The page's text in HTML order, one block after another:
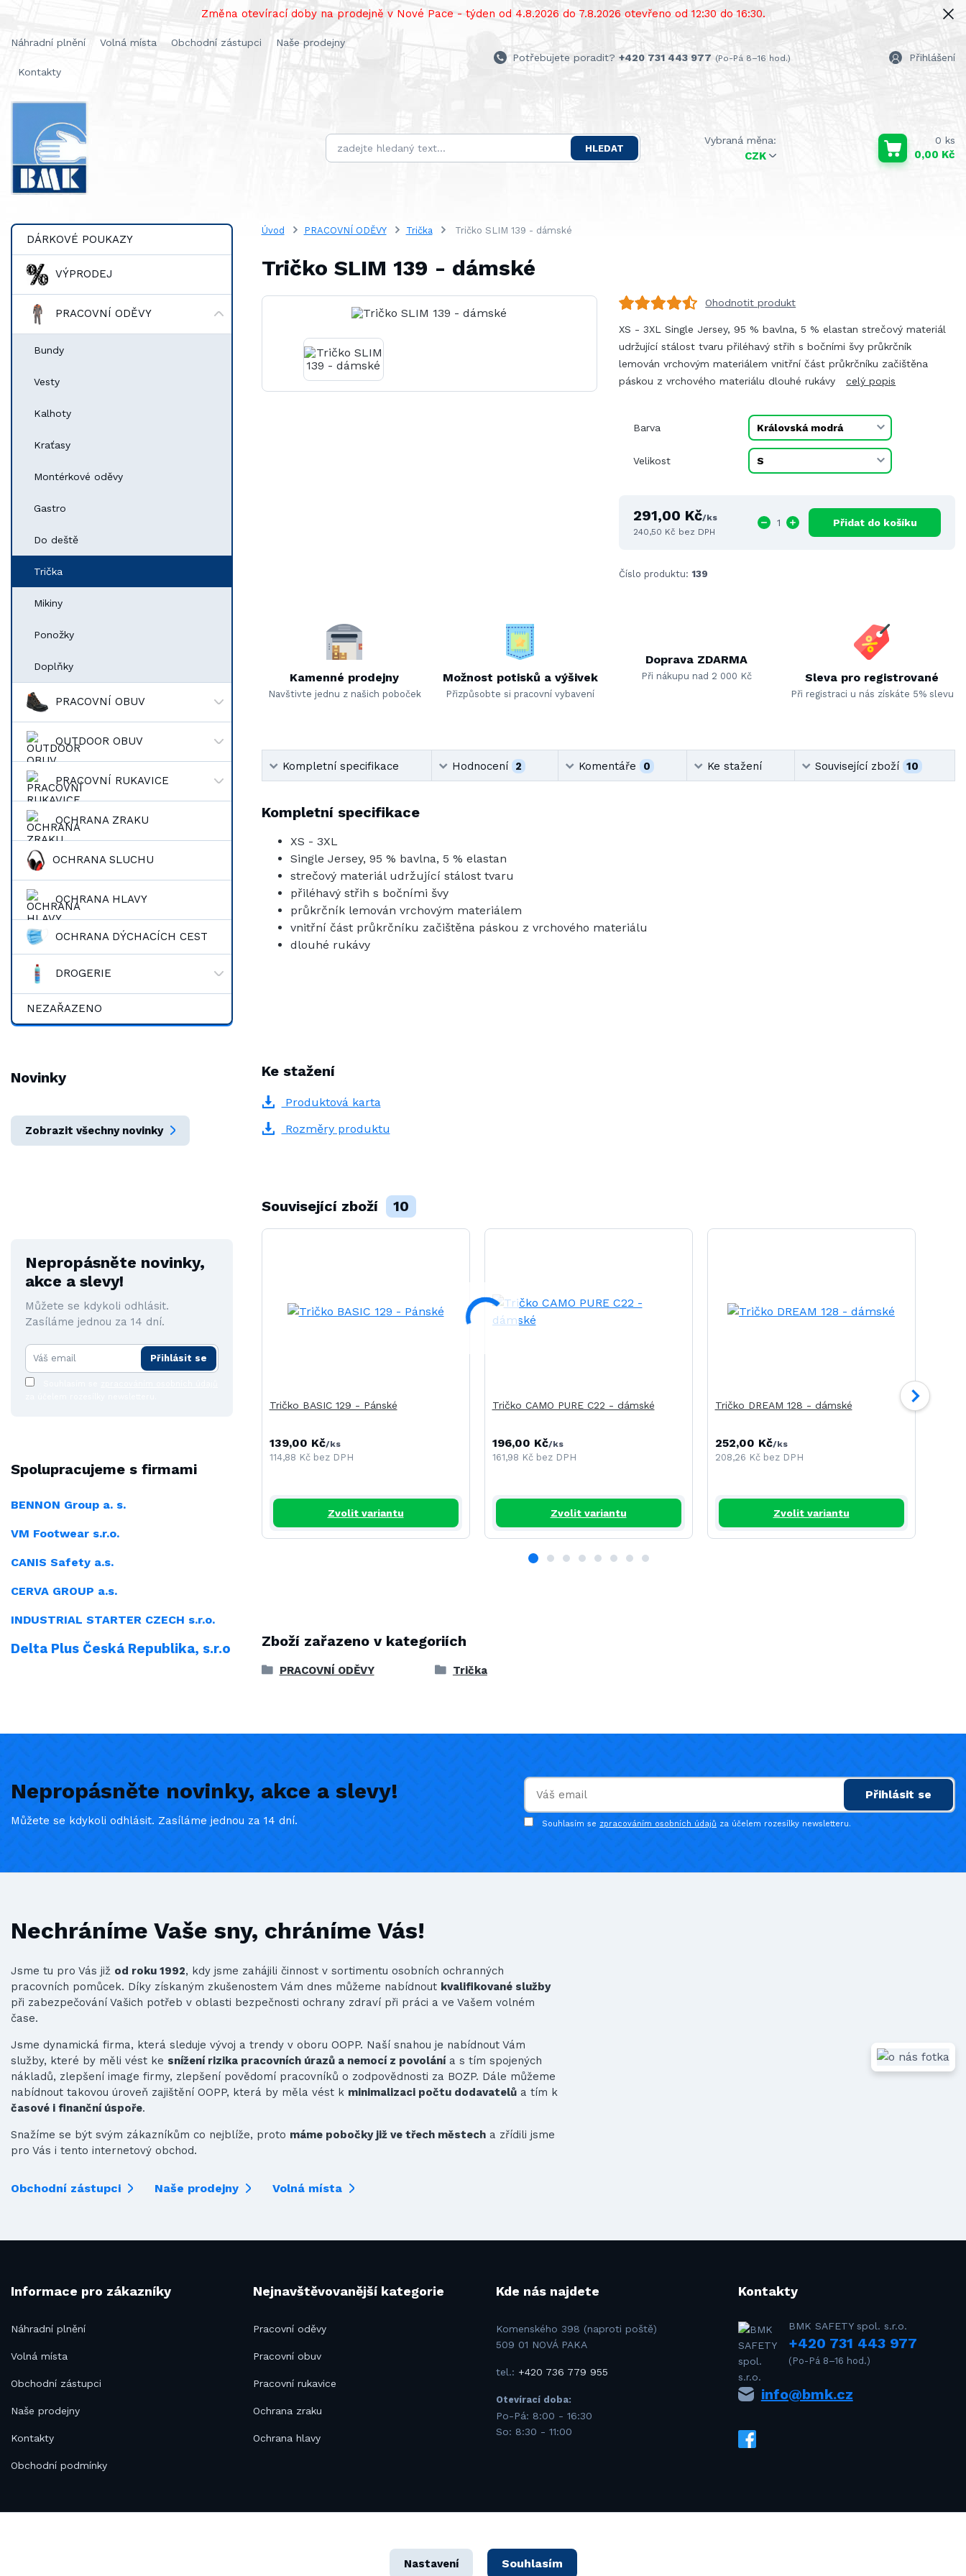
Změna otevírací doby na prodejně v Nové Pace - týden od 4.8.2026 do 7.8.2026 otevřeno od 12:30 do 16:30.
Náhradní plnění Volná místa Obchodní zástupci Naše prodejny
Kontakty
CZK
Přihlášení
HLEDAT
Potřebujete poradit? +420 731 443 977 (Po-Pá 8–16 hod.)
0 ks
0,00 Kč
DÁRKOVÉ POUKAZY
VÝPRODEJ
PRACOVNÍ ODĚVY
Bundy
Vesty
Kalhoty
Kraťasy
Montérkové oděvy
Gastro
Do deště
Trička
Mikiny
Ponožky
Doplňky
PRACOVNÍ OBUV
OUTDOOR OBUV
PRACOVNÍ RUKAVICE
OCHRANA ZRAKU
OCHRANA SLUCHU
OCHRANA HLAVY
OCHRANA DÝCHACÍCH CEST
DROGERIE
NEZAŘAZENO
Novinky
Zobrazit všechny novinky
Nepropásněte novinky,
akce a slevy!
Můžete se kdykoli odhlásit.
Zasíláme jednou za 14 dní.
Přihlásit se
Spolupracujeme s firmami
BENNON Group a. s.
VM Footwear s.r.o.
CANIS Safety a.s.
CERVA GROUP a.s.
INDUSTRIAL STARTER CZECH s.r.o.
Delta Plus Česká Republika, s.r.o
Úvod PRACOVNÍ ODĚVY Trička Tričko SLIM 139 - dámské
Tričko SLIM 139 - dámské
Ohodnotit produkt
XS - 3XL Single Jersey, 95 % bavlna, 5 % elastan strečový materiál
udržující stálost tvaru přiléhavý střih s bočními švy průkrčník
lemován vrchovým materiálem vnitřní část průkrčníku začištěna
páskou z vrchového materiálu dlouhé rukávycelý popis
Barva
Velikost
291,00 Kč/ks
240,50 Kč bez DPH
Přidat do košíku
Číslo produktu: 139
Kamenné prodejny
Navštivte jednu z našich poboček
Možnost potisků a výšivek
Přizpůsobte si pracovní vybavení
Doprava ZDARMA
Při nákupu nad 2 000 Kč Sleva pro registrované
Při registraci u nás získáte 5% slevu
Kompletní specifikace Hodnocení 2 Komentáře 0 Ke stažení Související zboží 10
Kompletní specifikace
XS - 3XL
Single Jersey, 95 % bavlna, 5 % elastan
strečový materiál udržující stálost tvaru
přiléhavý střih s bočními švy
průkrčník lemován vrchovým materiálem
vnitřní část průkrčníku začištěna páskou z vrchového materiálu
dlouhé rukávy
Ke stažení
Produktová karta
Rozměry produktu
Související zboží 10
Tričko BASIC 129 - Pánské
139,00 Kč/ks
114,88 Kč bez DPH
Zvolit variantu
Tričko CAMO PURE C22 - dámské
196,00 Kč/ks
161,98 Kč bez DPH
Zvolit variantu
Tričko DREAM 128 - dámské
252,00 Kč/ks
208,26 Kč bez DPH
Zvolit variantu
Zboží zařazeno v kategoriích
PRACOVNÍ ODĚVY Trička
Nepropásněte novinky, akce a slevy!
Můžete se kdykoli odhlásit. Zasíláme jednou za 14 dní.
Přihlásit se
Souhlasím se zpracováním osobních údajů za účelem rozesílky newsletteru.
Nechráníme Vaše sny, chráníme Vás!
Jsme tu pro Vás již od roku 1992, kdy jsme zahájili činnost v sortimentu osobních ochranných
pracovních pomůcek. Díky získaným zkušenostem Vám dnes můžeme nabídnout kvalifikované služby
při zabezpečování Vašich potřeb v oblasti bezpečnosti ochrany zdraví při práci a ve Vašem volném
čase.
Jsme dynamická firma, která sleduje vývoj a trendy v oboru OOPP. Naší snahou je nabídnout Vám
služby, které by měli vést ke snížení rizika pracovních úrazů a nemocí z povolánía s tím spojených
nákladů, zlepšení image firmy, zlepšení povědomí pracovníků o zodpovědnosti za BOZP. Dále můžeme
nabídnout takovou úroveň zajištění OOPP, která by měla vést k minimalizaci počtu dodavatelů a tím k
časové i finanční úspoře.
Snažíme se být svým zákazníkům co nejblíže, proto máme pobočky již ve třech městech a zřídili jsme
pro Vás i tento internetový obchod.
Obchodní zástupci Naše prodejny Volná místa
Informace pro zákazníky
Náhradní plnění
Volná místa
Obchodní zástupci
Naše prodejny
Kontakty
Obchodní podmínky
Nejnavštěvovanější kategorie
Pracovní oděvy
Pracovní obuv
Pracovní rukavice
Ochrana zraku
Ochrana hlavy
Kde nás najdete
Komenského 398 (naproti poště)
509 01 NOVÁ PAKA
tel.: +420 736 779 955
Otevírací doba:
Po-Pá: 8:00 - 16:30
So: 8:30 - 11:00
Kontakty
BMK SAFETY spol. s.r.o.
+420 731 443 977
(Po-Pá 8–16 hod.)
info@bmk.cz
1992–2021 © BMK SAFETY spol. s r.o. – Všechna práva vyhrazena. Design od
Nastavení Souhlasím